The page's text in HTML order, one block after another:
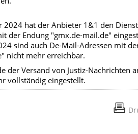
2024 hat der Anbieter 1&1 den
der Endung "gmx.de-mail.de"
sind auch De-Mail-Adressen mit
nicht mehr erreichbar.
der Versand von Justiz-Nachrichten
vollständig eingestellt.